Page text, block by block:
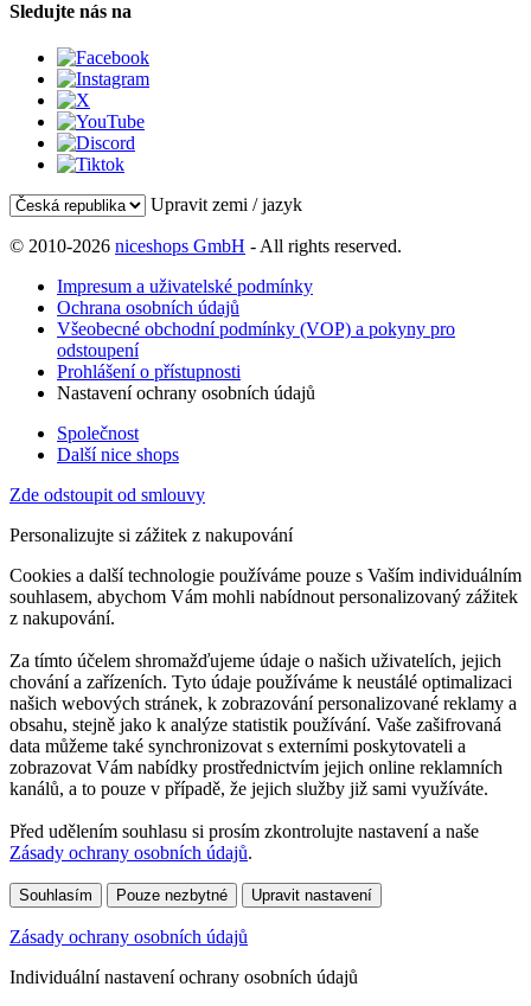
Sledujte nás na
Upravit zemi / jazyk
© 2010-2026 niceshops GmbH - All rights reserved.
Impresum a uživatelské podmínky
Ochrana osobních údajů
Všeobecné obchodní podmínky (VOP) a pokyny pro
odstoupení
Prohlášení o přístupnosti
Nastavení ochrany osobních údajů
Společnost
Další nice shops
Zde odstoupit od smlouvy
Personalizujte si zážitek z nakupování
Cookies a další technologie používáme pouze s Vaším individuálním
souhlasem, abychom Vám mohli nabídnout personalizovaný zážitek
z nakupování.
Za tímto účelem shromažďujeme údaje o našich uživatelích, jejich
chování a zařízeních. Tyto údaje používáme k neustálé optimalizaci
našich webových stránek, k zobrazování personalizované reklamy a
obsahu, stejně jako k analýze statistik používání. Vaše zašifrovaná
data můžeme také synchronizovat s externími poskytovateli a
zobrazovat Vám nabídky prostřednictvím jejich online reklamních
kanálů, a to pouze v případě, že jejich služby již sami využíváte.
Před udělením souhlasu si prosím zkontrolujte nastavení a naše
Zásady ochrany osobních údajů.
Souhlasím Pouze nezbytné Upravit nastavení
Zásady ochrany osobních údajů
Individuální nastavení ochrany osobních údajů